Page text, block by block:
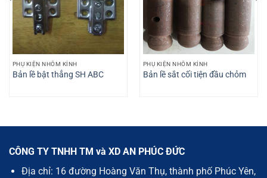
PHỤ KIỆN NHÔM KÍNH
Bản lề bật thẳng SH ABC
PHỤ KIỆN NHÔM KÍNH
Bản lề sắt cối tiện đầu chỏm
CÔNG TY TNHH TM và XD AN PHÚC ĐỨC
Địa chỉ: 16 đường Hoàng Văn Thụ, thành phố Phúc Yên,